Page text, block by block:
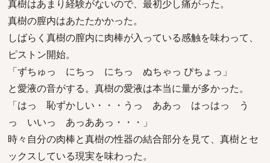
真樹はあまり経験がないので、最初少し痛がった。
真樹の膣内はあたたかかった。
しばらく真樹の膣内に肉棒が入っている感触を味わって、
ピストン開始。
「ずちゅっ にちっ にちっ ぬちゃっ ぴちょっ」
と愛液の音がする。真樹の愛液は本当に量が多かった。
「はっ 恥ずかしい・・・うっ ああっ はっはっ う
っ いいっ あっああっ・・・」
時々自分の肉棒と真樹の性器の結合部分を見て、真樹とセ
ックスしている現実を味わった。